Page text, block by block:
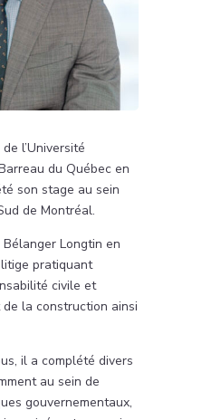
l’Université
du Québec en
son stage au sein
de Montréal.
Bélanger Longtin en
pratiquant
civile et
la construction ainsi
il a complété divers
au sein de
gouvernementaux,